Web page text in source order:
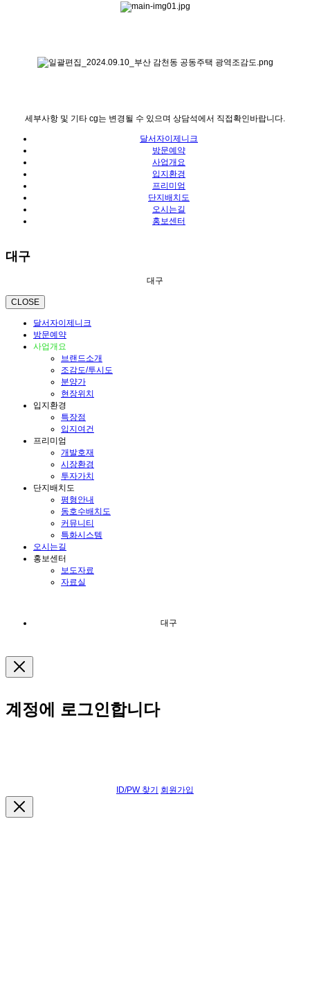
세부사항 및 기타 cg는 변경될 수 있으며 상담석에서 직접확인바랍니다.
달서자이제니크
방문예약
사업개요
입지환경
프리미엄
단지배치도
오시는길
홍보센터
대구
대구
CLOSE
달서자이제니크
방문예약
사업개요
브랜드소개
조감도/투시도
분양가
현장위치
입지환경
특장점
입지여건
프리미엄
개발호재
시장환경
투자가치
단지배치도
평형안내
동호수배치도
커뮤니티
특화시스템
오시는길
홍보센터
보도자료
자료실
대구
계정에 로그인합니다
ID/PW 찾기 회원가입